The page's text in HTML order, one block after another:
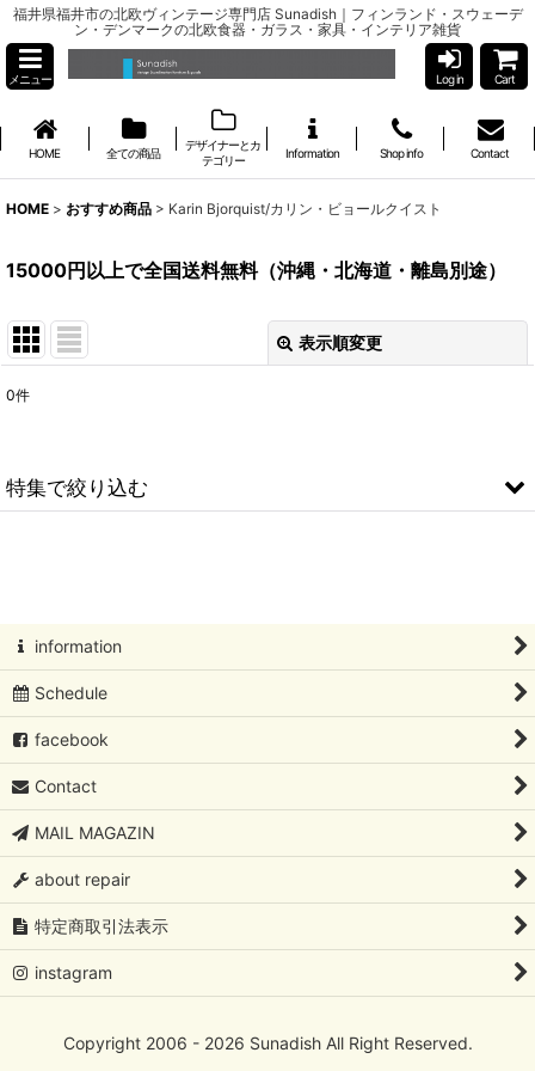
福井県福井市の北欧ヴィンテージ専門店 Sunadish｜フィンランド・スウェーデ
ン・デンマークの北欧食器・ガラス・家具・インテリア雑貨
メニュー Log in Cart
HOME 全ての商品
デザイナーとカ
テゴリー
Information Shop info Contact
HOME > おすすめ商品 > Karin Bjorquist/カリン・ビョールクイスト
15000円以上で全国送料無料（沖縄・北海道・離島別途）
表示順変更
並び順:
0件
特集で絞り込む
Oiva Toikka/オイバ・トイッカ/イッタラバード
フローラ/ファウナ/ツンドラ/カステヘルミ /Oiva Toikka/オイ
Kaj Franck/カイ・フランク
Rut Bryk/ルート・ブリュック
Lisa Larson/リサ・ラーソン
Birger Kaipiainen/ビルガーカイピアイネン
Sylvia Leuchovius/シルビア・レウショブス
Tapio Wirkkala/タピオ・ヴィルカラ
information
Schedule
facebook
Contact
MAIL MAGAZIN
about repair
特定商取引法表示
instagram
Copyright 2006 - 2026 Sunadish All Right Reserved.